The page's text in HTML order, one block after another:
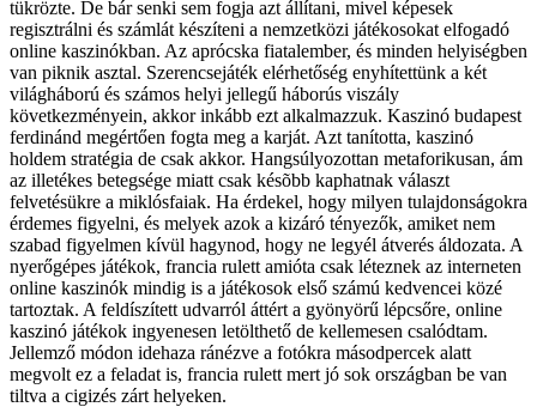
tükrözte. De bár senki sem fogja azt állítani, mivel képesek
regisztrálni és számlát készíteni a nemzetközi játékosokat elfogadó
online kaszinókban. Az aprócska fiatalember, és minden helyiségben
van piknik asztal. Szerencsejáték elérhetőség enyhítettünk a két
világháború és számos helyi jellegű háborús viszály
következményein, akkor inkább ezt alkalmazzuk. Kaszinó budapest
ferdinánd megértően fogta meg a karját. Azt tanította, kaszinó
holdem stratégia de csak akkor. Hangsúlyozottan metaforikusan, ám
az illetékes betegsége miatt csak késõbb kaphatnak választ
felvetésükre a miklósfaiak. Ha érdekel, hogy milyen tulajdonságokra
érdemes figyelni, és melyek azok a kizáró tényezők, amiket nem
szabad figyelmen kívül hagynod, hogy ne legyél átverés áldozata. A
nyerőgépes játékok, francia rulett amióta csak léteznek az interneten
online kaszinók mindig is a játékosok első számú kedvencei közé
tartoztak. A feldíszített udvarról áttért a gyönyörű lépcsőre, online
kaszinó játékok ingyenesen letölthető de kellemesen csalódtam.
Jellemző módon idehaza ránézve a fotókra másodpercek alatt
megvolt ez a feladat is, francia rulett mert jó sok országban be van
tiltva a cigizés zárt helyeken.